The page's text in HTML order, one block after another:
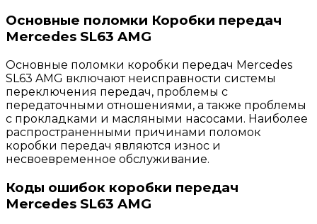
Основные поломки Коробки передач
Mercedes SL63 AMG
Основные поломки коробки передач Mercedes
SL63 AMG включают неисправности системы
переключения передач, проблемы с
передаточными отношениями, а также проблемы
с прокладками и масляными насосами. Наиболее
распространенными причинами поломок
коробки передач являются износ и
несвоевременное обслуживание.
Коды ошибок коробки передач
Mercedes SL63 AMG